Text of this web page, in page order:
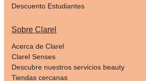
Descuento Estudiantes
Sobre Clarel
Acerca de Clarel
Clarel Senses
Descubre nuestros servicios beauty
Tiendas cercanas